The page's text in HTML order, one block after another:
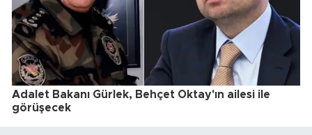
Adalet Bakanı Gürlek, Behçet Oktay'ın ailesi ile
görüşecek